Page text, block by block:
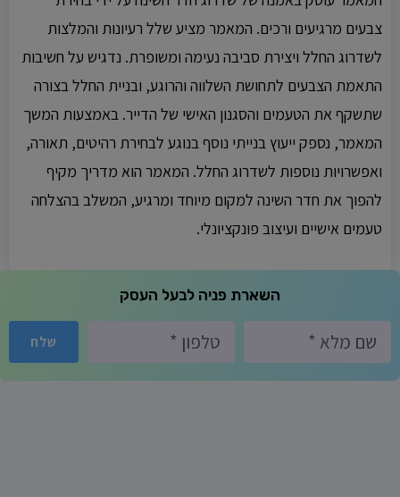
צבעים מרגיעים ורכים. המאמר מציע שלל רעיונות והמלצות
לשדרוג החלל ויצירת סביבה נעימה ומשופרת. נדגיש על חשיבות
התאמת הצבעים לתחושת השלווה והרוגע, ובניית החלל בצורה
שתשקף את הטעמים והסגנון האישי של הדייר. באמצעות המשך
המאמר, נספק ייעוץ בנייתי נוסף בנוגע לבחירת רהיטים, תאורה,
ואפשרויות נוספות לשדרוג החלל. המאמר הוא מדריך מקיף
להפוך את חדר השינה למקום מיוחד ומרגיע, המשלב בהצלחה
טעמים אישיים ועיצוב פונקציונלי.
השארת פניה לבעל העסק
שלח